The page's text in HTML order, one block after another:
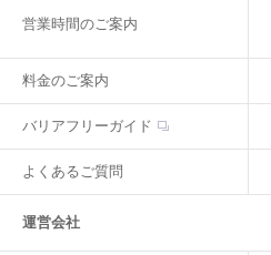
営業時間のご案内
料金のご案内
バリアフリーガイド
よくあるご質問
運営会社